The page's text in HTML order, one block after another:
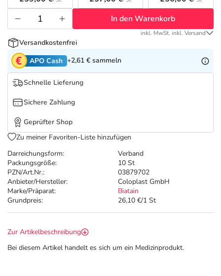
Tierapotheke
Vitamine & Mineralstoffe
Marken
Salus Deals
Darreichungsform:
Verband
Packungsgröße:
10 St
PZN/Art.Nr.:
03879702
Anbieter/Hersteller:
Coloplast GmbH
Marke/Präparat:
Biatain
Grundpreis:
26,10 €/1 St
In den Warenkorb
inkl. MwSt. inkl. Versand
Versandkostenfrei
APO Cash +2,61 € sammeln
Schnelle Lieferung
Sichere Zahlung
Geprüfter Shop
Zu meiner Favoriten-Liste hinzufügen
Zur Artikelbeschreibung
Bei diesem Artikel handelt es sich um ein Medizinprodukt.